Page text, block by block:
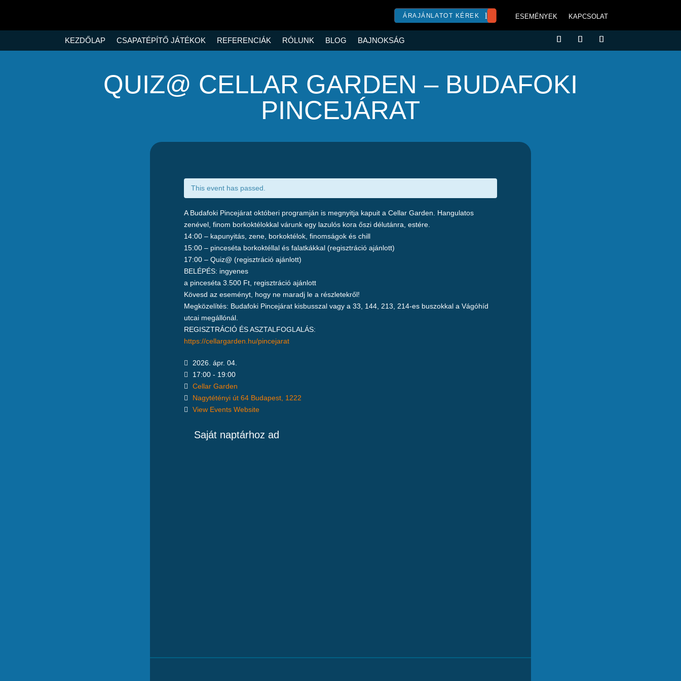
ESEMÉNYEK KAPCSOLAT
ÁRAJÁNLATOT KÉREK
KEZDŐLAP CSAPATÉPÍTŐ JÁTÉKOK REFERENCIÁK RÓLUNK BLOG BAJNOKSÁG
QUIZ@ CELLAR GARDEN – BUDAFOKI
PINCEJÁRAT
This event has passed.
A Budafoki Pincejárat októberi programján is megnyitja kapuit a Cellar Garden. Hangulatos
zenével, finom borkoktélokkal várunk egy lazulós kora őszi délutánra, estére.
14:00 – kapunyitás, zene, borkoktélok, finomságok és chill
15:00 – pinceséta borkoktéllal és falatkákkal (regisztráció ajánlott)
17:00 – Quiz@ (regisztráció ajánlott)
BELÉPÉS: ingyenes
a pinceséta 3.500 Ft, regisztráció ajánlott
Kövesd az eseményt, hogy ne maradj le a részletekről!
Megközelítés: Budafoki Pincejárat kisbusszal vagy a 33, 144, 213, 214-es buszokkal a Vágóhíd
utcai megállónál.
REGISZTRÁCIÓ ÉS ASZTALFOGLALÁS:
https://cellargarden.hu/pincejarat
2026. ápr. 04.
17:00 - 19:00
Cellar Garden
Nagytétényi út 64 Budapest, 1222
View Events Website
Saját naptárhoz ad